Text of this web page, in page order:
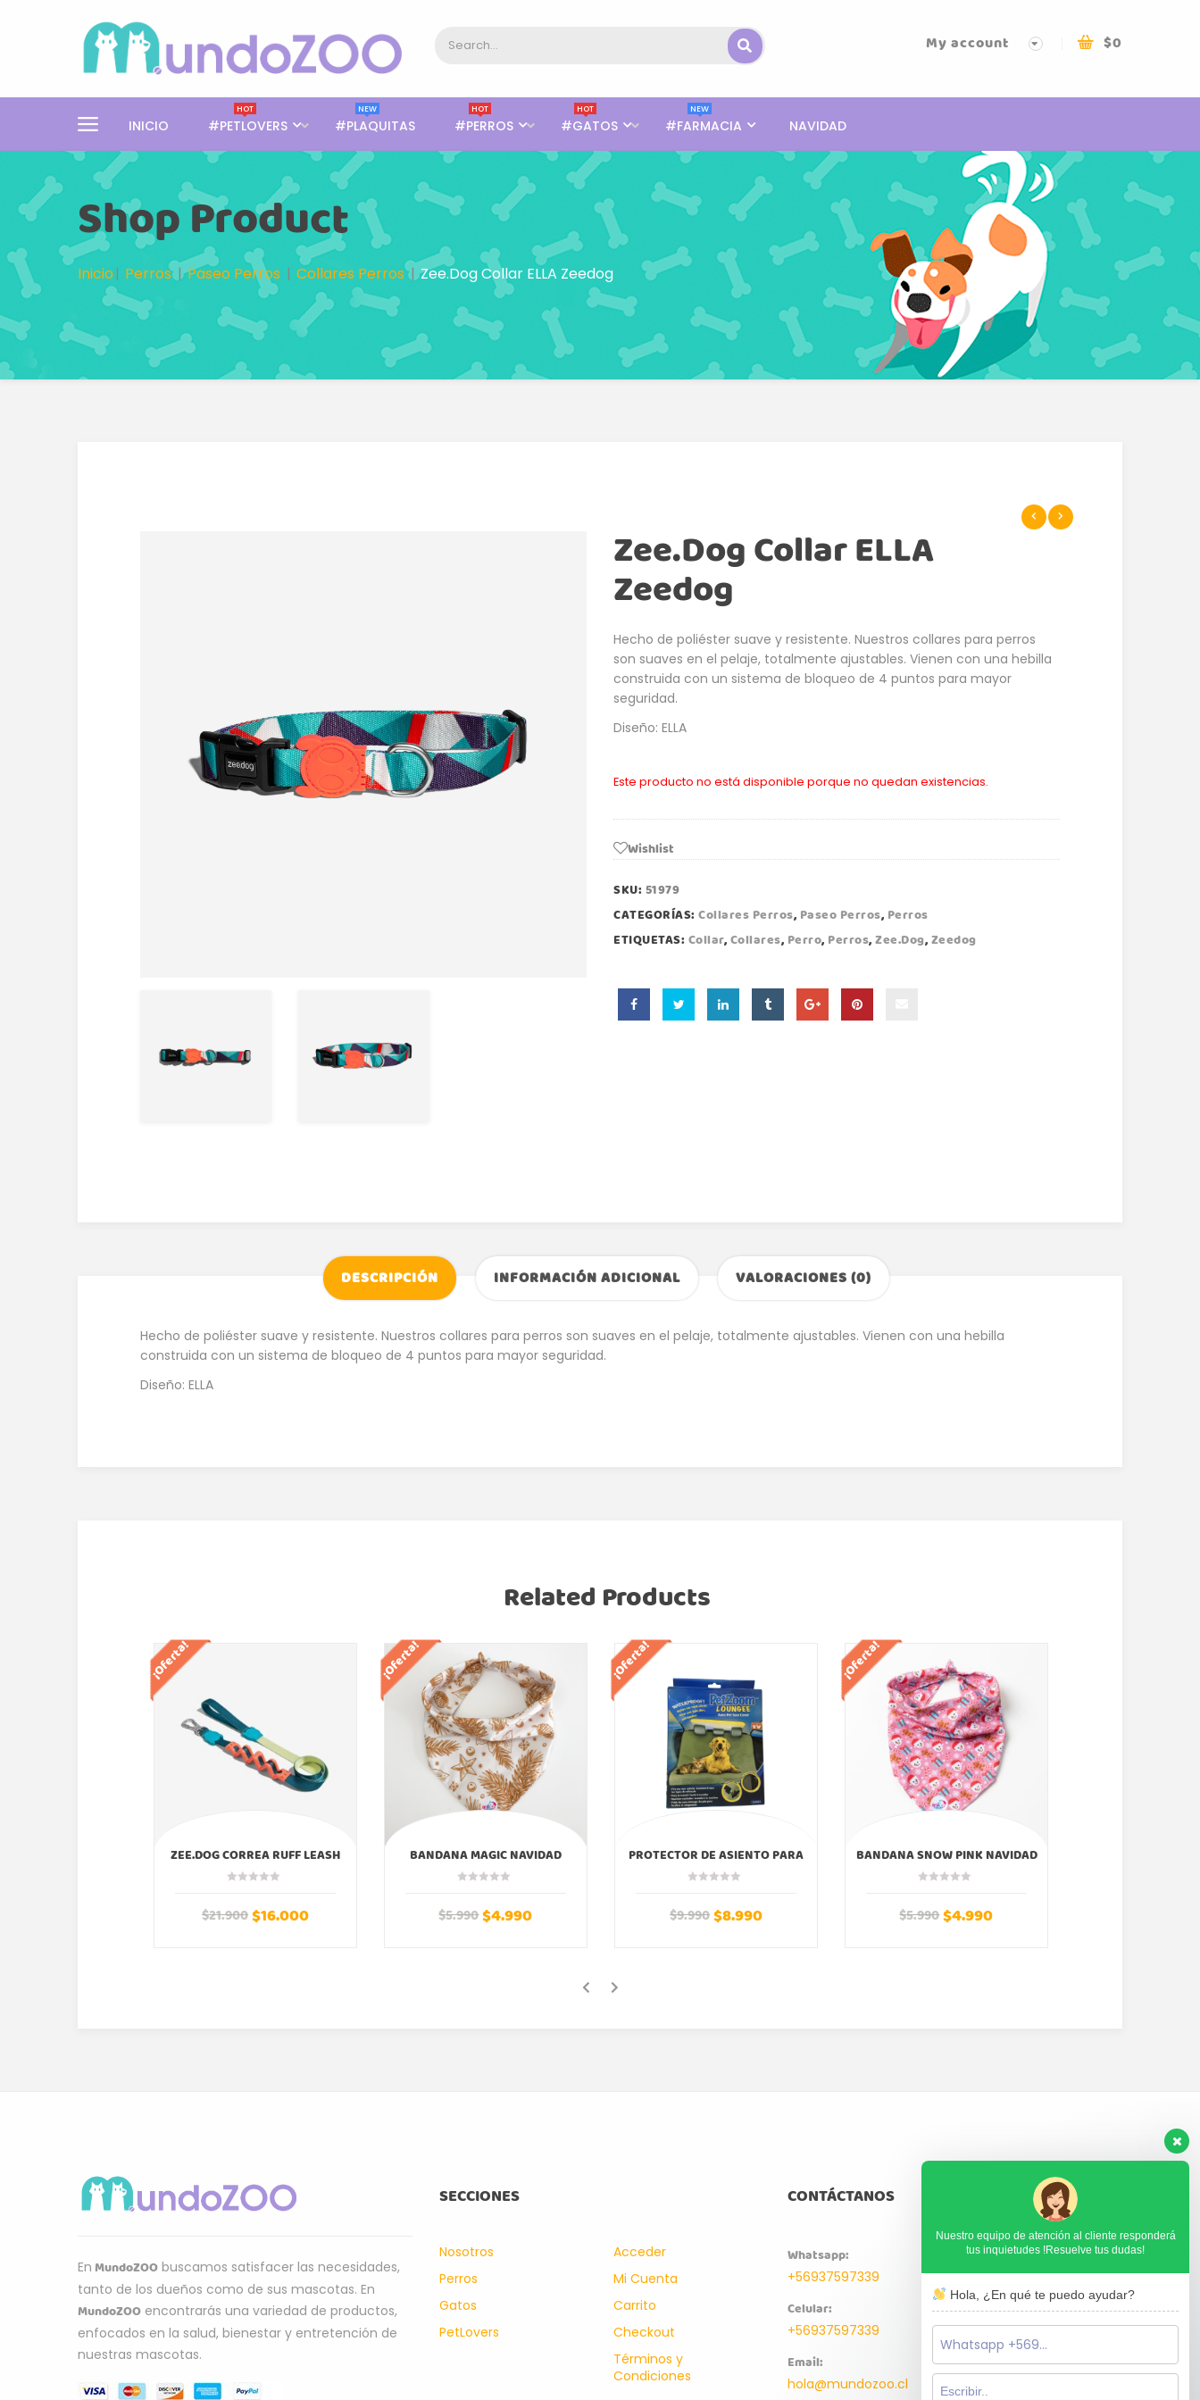
$0
My account
INICIO #PETLOVERS
HOT
#PLAQUITAS
NEW
#PERROS
HOT
#GATOS
HOT
#FARMACIA
NEW
NAVIDAD
Shop Product
Inicio Perros Paseo Perros Collares Perros Zee.Dog Collar ELLA Zeedog
Zee.Dog Collar ELLA
Zeedog
Hecho de poliéster suave y resistente. Nuestros collares para perros
son suaves en el pelaje, totalmente ajustables. Vienen con una hebilla
construida con un sistema de bloqueo de 4 puntos para mayor
seguridad.
Diseño: ELLA
Este producto no está disponible porque no quedan existencias.
Wishlist
SKU: 51979
CATEGORÍAS: Collares Perros, Paseo Perros, Perros
ETIQUETAS: Collar,Collares, Perro, Perros,Zee.dog,Zeedog
DESCRIPCIÓN INFORMACIÓN ADICIONAL VALORACIONES (0)
Hecho de poliéster suave y resistente. Nuestros collares para perros son suaves en el pelaje, totalmente ajustables. Vienen con una hebilla
construida con un sistema de bloqueo de 4 puntos para mayor seguridad.
Diseño: ELLA
Related Products
¡Oferta!
ZEE.DOG CORREA RUFF LEASH
JUMPER ZEEDOG
$21.900$16.000
¡Oferta!
BANDANA MAGIC NAVIDAD
$5.990$4.990
¡Oferta!
PROTECTOR DE ASIENTO PARA
AUTOS
$9.990$8.990
¡Oferta!
BANDANA SNOW PINK NAVIDAD
$5.990$4.990
En MundoZOO buscamos satisfacer las necesidades,
tanto de los dueños como de sus mascotas. En
MundoZOO encontrarás una variedad de productos,
enfocados en la salud, bienestar y entretención de
nuestras mascotas.
SECCIONES
Nosotros
Perros
Gatos
PetLovers
Acceder
Mi Cuenta
Carrito
Checkout
Términos y
Condiciones
CONTÁCTANOS
Whatsapp:
+56937597339
Celular:
+56937597339
Email:
hola@mundozoo.cl
Nuestro equipo de atención al cliente responderá
tus inquietudes !Resuelve tus dudas!
Hola, ¿En qué te puedo ayudar?